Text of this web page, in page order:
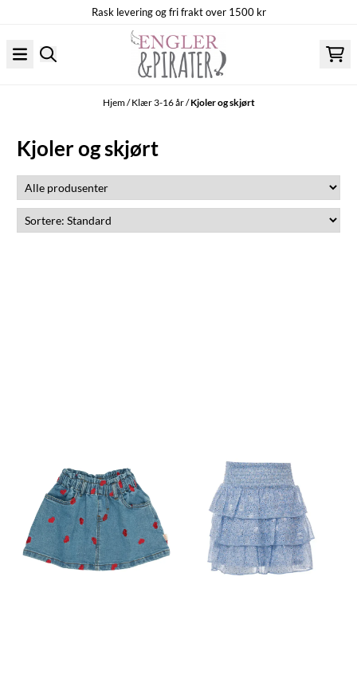
Rask levering og fri frakt over 1500 kr
Hjem/Klær 3-16 år/Kjoler og skjørt
Kjoler og skjørt